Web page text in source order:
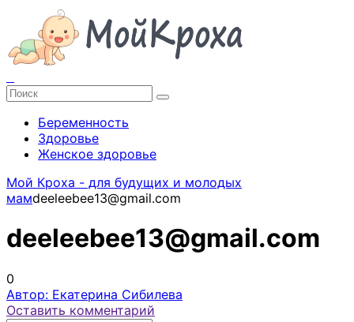
Беременность
Здоровье
Женское здоровье
Мой Кроха - для будущих и молодых
мамdeeleebee13@gmail.com
deeleebee13@gmail.com
0
Автор: Екатерина Сибилева
Оставить комментарий